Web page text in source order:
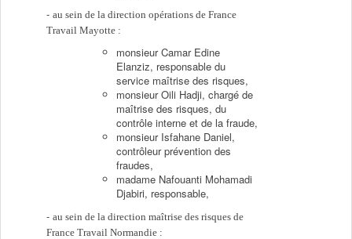
au sein de la direction opérations de France
Travail Mayotte :
monsieur Camar Edine
Elanziz, responsable du
service maîtrise des risques,
monsieur Oili Hadji, chargé de
maîtrise des risques, du
contrôle interne et de la fraude,
monsieur Isfahane Daniel,
contrôleur prévention des
fraudes,
madame Nafouanti Mohamadi
Djabiri, responsable,
au sein de la direction maîtrise des risques de
France Travail Normandie :